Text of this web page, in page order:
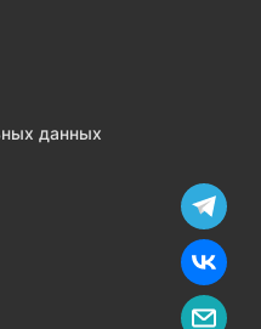
данных